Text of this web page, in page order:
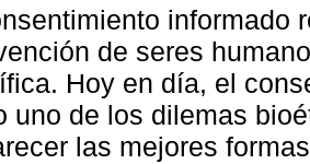
informado
de seres
Hoy en día, el
uno de los dilemas
las mejores